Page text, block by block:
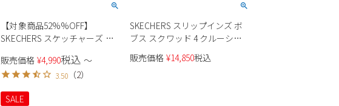
【対象商品52%%OFF】
SKECHERS スケッチャーズ ス
52458 ブラック ホワイト タン
ストーン 厚底 ウノ スタンド オ
ン エア
販売価格 ¥4,990税込 〜
3.50 （2）
SALE
SKECHERS スリップインズ ボ
ブス スクワッド 4 クルーシャ
ル ステップ 防水 118416 メンズ
販売価格 ¥14,850税込